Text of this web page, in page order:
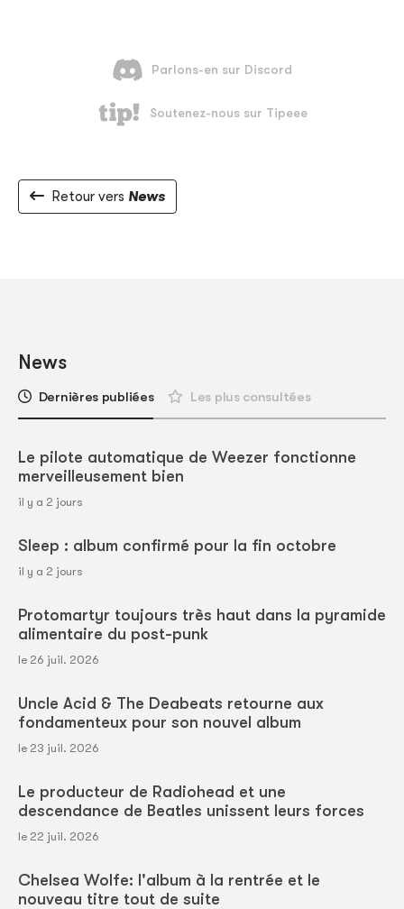
Retour vers News
News
Dernières publiées Les plus consultées
Le pilote automatique de Weezer fonctionne
merveilleusement bien
il y a 2 jours
Sleep : album confirmé pour la fin octobre
il y a 2 jours
Protomartyr toujours très haut dans la pyramide
alimentaire du post-punk
le 26 juil. 2026
Uncle Acid & The Deabeats retourne aux
fondamenteux pour son nouvel album
le 23 juil. 2026
Le producteur de Radiohead et une
descendance de Beatles unissent leurs forces
le 22 juil. 2026
Chelsea Wolfe: l'album à la rentrée et le
nouveau titre tout de suite